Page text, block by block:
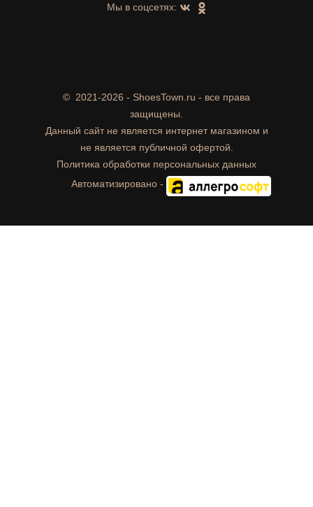
Мы в соцсетях:
© 2021-2026 - ShoesTown.ru - все права
защищены.
Данный сайт не является интернет магазином и
не является публичной офертой.
Политика обработки персональных данных
Автоматизировано -